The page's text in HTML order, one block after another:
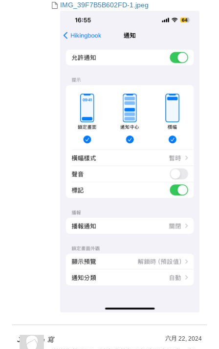
IMG_39F7B5B602FD-1.jpeg
六月 22, 2024
Jin Chin 寫